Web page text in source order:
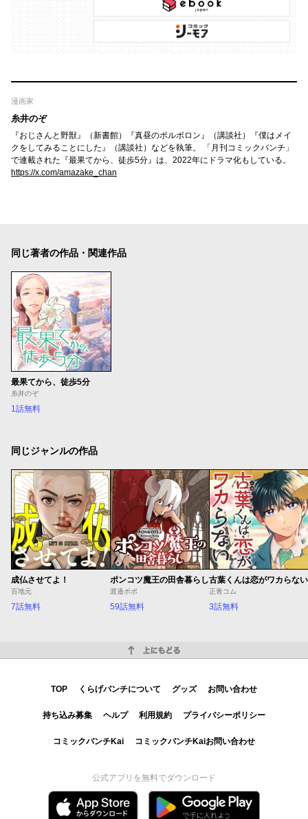
漫画家
糸井のぞ
『おじさんと野獣』（新書館）『真昼のポルボロン』（講談社）『僕はメイ
クをしてみることにした』（講談社）などを執筆。 「月刊コミックバンチ」
で連載された『最果てから、徒歩5分』は、2022年にドラマ化もしている。
https://x.com/amazake_chan
同じ著者の作品・関連作品
最果てから、徒歩5分
糸井のぞ
1話無料
同じジャンルの作品
成仏させてよ！
百地元
7話無料
ポンコツ魔王の田舎暮らし
渡邉ポポ
59話無料
古葉くんは恋がワカらない
正青コム
3話無料
TOP くらげバンチについて グッズ お問い合わせ
持ち込み募集 ヘルプ 利用規約 プライバシーポリシー
コミックバンチKai コミックバンチKaiお問い合わせ
公式アプリを無料でダウンロード